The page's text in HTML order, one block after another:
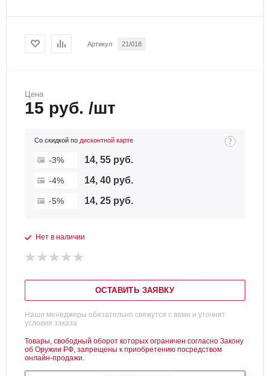
Артикул 21/018
Цена
15 руб. /шт
Со скидкой по дисконтной карте
-3% 14, 55 руб.
-4% 14, 40 руб.
-5% 14, 25 руб.
Нет в наличии
ОСТАВИТЬ ЗАЯВКУ
Наши менеджеры обязательно свяжутся с вами и уточнят
условия заказа
Товары, свободный оборот которых ограничен согласно Закону
об Оружии РФ, запрещены к приобретению посредством
онлайн-продажи.